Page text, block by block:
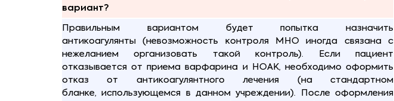
вариант?
Правильным вариантом будет попытка назначить
антикоагулянты (невозможность контроля МНО иногда связана с
нежеланием организовать такой контроль). Если пациент
отказывается от приема варфарина и НОАК, необходимо оформить
отказ от антикоагулянтного лечения (на стандартном
бланке, использующемся в данном учреждении). После оформления